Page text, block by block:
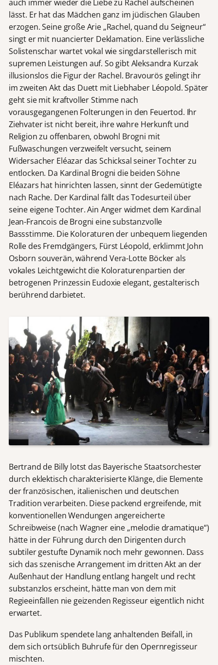
auch immer wieder die Liebe zu Rachel aufscheinen
lässt. Er hat das Mädchen ganz im jüdischen Glauben
erzogen. Seine große Arie „Rachel, quand du Seigneur“
singt er mit nuancierter Deklamation. Eine verlässliche
Solistenschar wartet vokal wie singdarstellerisch mit
supremen Leistungen auf. So gibt Aleksandra Kurzak
illusionslos die Figur der Rachel. Bravourös gelingt ihr
im zweiten Akt das Duett mit Liebhaber Léopold. Später
geht sie mit kraftvoller Stimme nach
vorausgegangenen Folterungen in den Feuertod. Ihr
Ziehvater ist nicht bereit, ihre wahre Herkunft und
Religion zu offenbaren, obwohl Brogni mit
Fußwaschungen verzweifelt versucht, seinem
Widersacher Eléazar das Schicksal seiner Tochter zu
entlocken. Da Kardinal Brogni die beiden Söhne
Eléazars hat hinrichten lassen, sinnt der Gedemütigte
nach Rache. Der Kardinal fällt das Todesurteil über
seine eigene Tochter. Ain Anger widmet dem Kardinal
Jean-Francois de Brogni eine substanzvolle
Bassstimme. Die Koloraturen der unbequem liegenden
Rolle des Fremdgängers, Fürst Léopold, erklimmt John
Osborn souverän, während Vera-Lotte Böcker als
vokales Leichtgewicht die Koloraturenpartien der
betrogenen Prinzessin Eudoxie elegant, gestalterisch
berührend darbietet.
Bertrand de Billy lotst das Bayerische Staatsorchester
durch eklektisch charakterisierte Klänge, die Elemente
der französischen, italienischen und deutschen
Tradition verarbeiten. Diese packend ergreifende, mit
konventionellen Wendungen angereicherte
Schreibweise (nach Wagner eine „melodie dramatique“)
hätte in der Führung durch den Dirigenten durch
subtiler gestufte Dynamik noch mehr gewonnen. Dass
sich das szenische Arrangement im dritten Akt an der
Außenhaut der Handlung entlang hangelt und recht
substanzlos erscheint, hätte man von dem mit
Regieeinfällen nie geizenden Regisseur eigentlich nicht
erwartet.
Das Publikum spendete lang anhaltenden Beifall, in
dem sich ortsüblich Buhrufe für den Opernregisseur
mischten.